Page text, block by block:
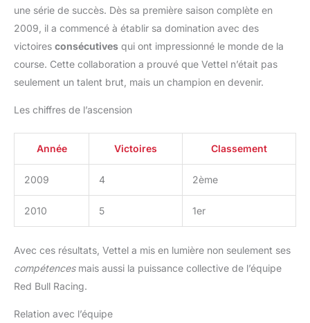
une série de succès. Dès sa première saison complète en
2009, il a commencé à établir sa domination avec des
victoires consécutives qui ont impressionné le monde de la
course. Cette collaboration a prouvé que Vettel n’était pas
seulement un talent brut, mais un champion en devenir.
Les chiffres de l’ascension
Année Victoires Classement
2009 4 2ème
2010 5 1er
Avec ces résultats, Vettel a mis en lumière non seulement ses
compétencesmais aussi la puissance collective de l’équipe
Red Bull Racing.
Relation avec l’équipe